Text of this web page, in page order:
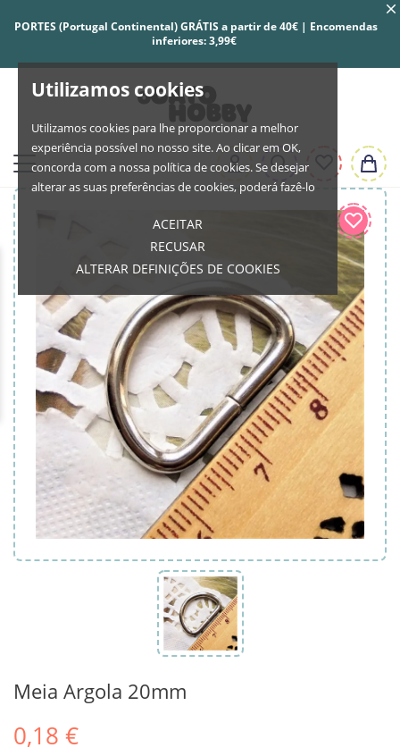
Utilizamos cookies
Utilizamos cookies para lhe proporcionar a melhor
experiência possível no nosso site. Ao clicar em OK,
concorda com a nossa política de cookies. Se desejar
alterar as suas preferências de cookies, poderá fazê-lo
ACEITAR
RECUSAR
ALTERAR DEFINIÇÕES DE COOKIES
PORTES (Portugal Continental) GRÁTIS a partir de 40€ | Encomendas
inferiores: 3,99€
Meia Argola 20mm
0,18 €